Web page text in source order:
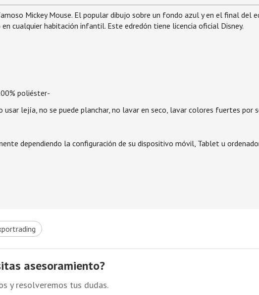
Mickey Mouse. El popular dibujo sobre un fondo azul y en el final del
cualquier habitación infantil. Este edredón tiene licencia oficial Disney.
poliéster-
usar lejía, no se puede planchar, no lavar en seco, lavar colores fuertes por
dependiendo la configuración de su dispositivo móvil, Tablet u
asesoramiento?
y resolveremos tus dudas.